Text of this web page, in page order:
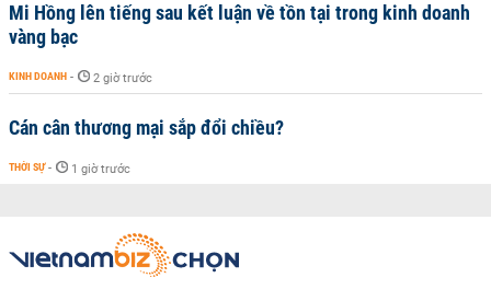
Mi Hồng lên tiếng sau kết luận về tồn tại trong kinh doanh
vàng bạc
KINH DOANH - 2 giờ trước
Cán cân thương mại sắp đổi chiều?
THỜI SỰ - 1 giờ trước